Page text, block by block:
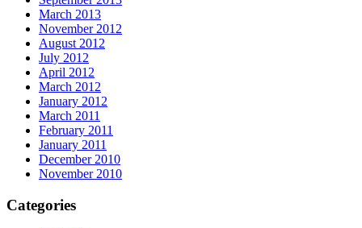
March 2013
November 2012
August 2012
July 2012
April 2012
March 2012
January 2012
March 2011
February 2011
January 2011
December 2010
November 2010
Categories